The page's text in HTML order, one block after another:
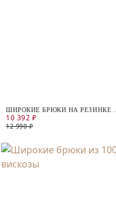
ШИРОКИЕ БРЮКИ НА РЕЗИНКЕ И
КУЛИСЕ
10 392 ₽
12 990 ₽